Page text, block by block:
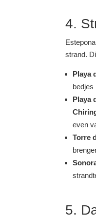
4.
strand.
Playa
bedjes
Playa
even
Torre
5.